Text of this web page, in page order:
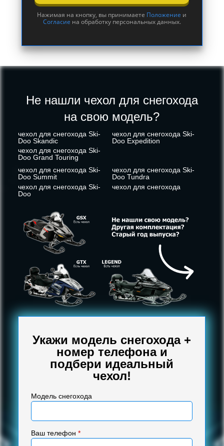
Нажимая на кнопку, вы принимаете Положение и
Согласие на обработку персональных данных.
Не нашли чехол для снегохода
на свою модель?
чехол для снегохода Ski-
Doo Skandic
чехол для снегохода Ski-
Doo Grand Touring
чехол для снегохода Ski-
Doo Expedition
чехол для снегохода Ski-
Doo Summit
чехол для снегохода Ski-
Doo
чехол для снегохода Ski-
Doo Tundra
чехол для снегохода
Укажи модель снегохода +
номер телефона и
подбери идеальный
чехол!
Модель снегохода
Ваш телефон *